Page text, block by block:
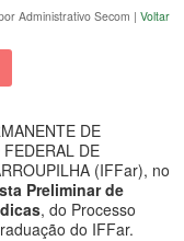
Administrativo Secom | Voltar
DE
DE
(IFFar), no
Preliminar de
, do Processo
do IFFar.